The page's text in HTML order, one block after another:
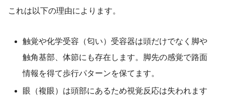
これは以下の理由によります。
触覚や化学受容（匂い）受容器は頭だけでなく脚や
触角基部、体節にも存在します。脚先の感覚で路面
情報を得て歩行パターンを保てます。
眼（複眼）は頭部にあるため視覚反応は失われます